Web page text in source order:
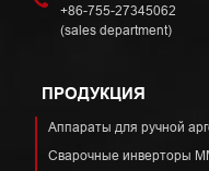
+86-755-27345062
(sales department)
ПРОДУКЦИЯ
Аппараты для ручной
Сварочные инверторы